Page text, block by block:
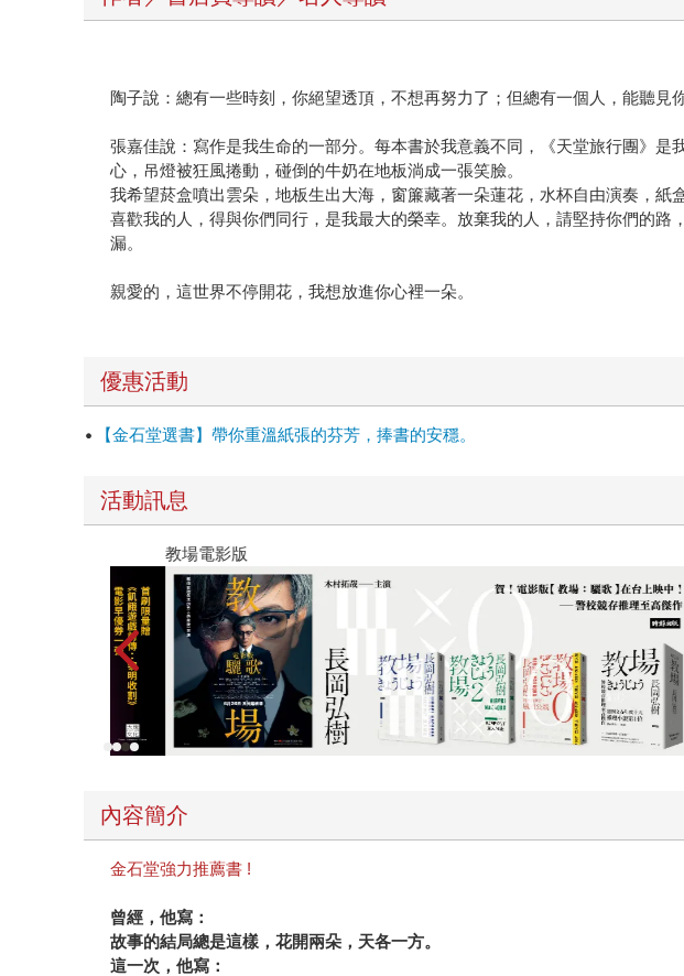
陶子說：總有一些時刻，你絕望透頂，不想再努力了；但總有一個人，能聽見
張嘉佳說：寫作是我生命的一部分。每本書於我意義不同，《天堂旅行團》
心，吊燈被狂風捲動，碰倒的牛奶在地板淌成一張笑臉。
我希望菸盒噴出雲朵，地板生出大海，窗簾藏著一朵蓮花，水杯自由演奏，紙
喜歡我的人，得與你們同行，是我最大的榮幸。放棄我的人，請堅持你們的
漏。
親愛的，這世界不停開花，我想放進你心裡一朵。
優惠活動
【金石堂選書】帶你重溫紙張的芬芳，捧書的安穩。
活動訊息
教場電影版
內容簡介
金石堂強力推薦書 !
曾經，他寫：
故事的結局總是這樣，花開兩朵，天各一方。
這一次，他寫：